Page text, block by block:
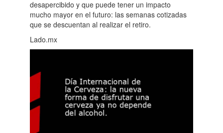
desapercibido y que puede tener un impacto
mucho mayor en el futuro: las semanas cotizadas
que se descuentan al realizar el retiro.
Lado.mx